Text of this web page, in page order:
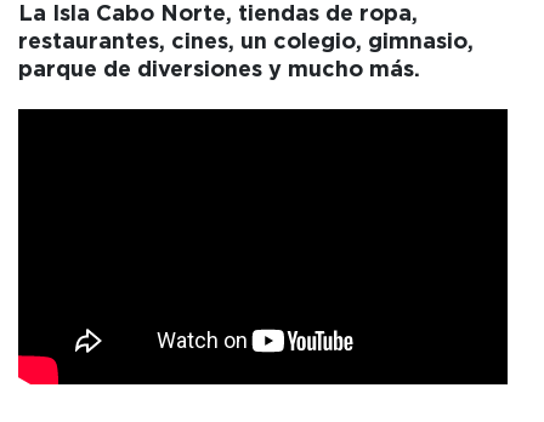
La Isla Cabo Norte, tiendas de ropa,
restaurantes, cines, un colegio, gimnasio,
parque de diversiones y mucho más.